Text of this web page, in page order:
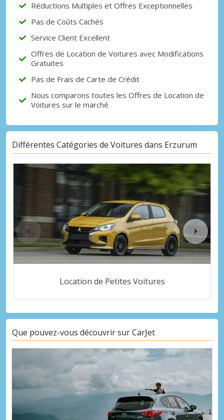
Réductions Multiples et Offres Exceptionnelles
Pas de Coûts Cachés
Service Client Excellent
Offres de Location de Voitures avec Modifications
Gratuites
Pas de Frais de Carte de Crédit
Nous comparons toutes les Offres de Location de
Voitures sur le marché
Différentes Catégories de Voitures dans Erzurum
Location de Petites Voitures
Que pouvez-vous découvrir sur CarJet